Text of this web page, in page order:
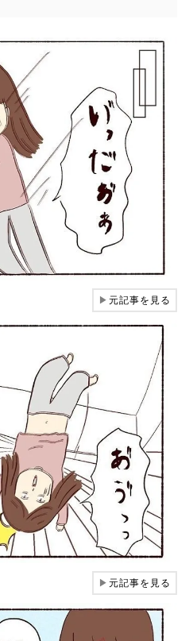
▶元記事を見る
▶元記事を見る